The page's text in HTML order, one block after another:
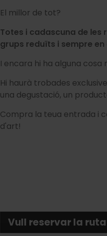
El millor de tot?
Totes i cadascuna de les
grups reduïts i sempre
I encara hi ha alguna cosa
Hi haurà trobades
una degustació, un
Compra la teua entrada i
d'art!
Vull reservar la ruta